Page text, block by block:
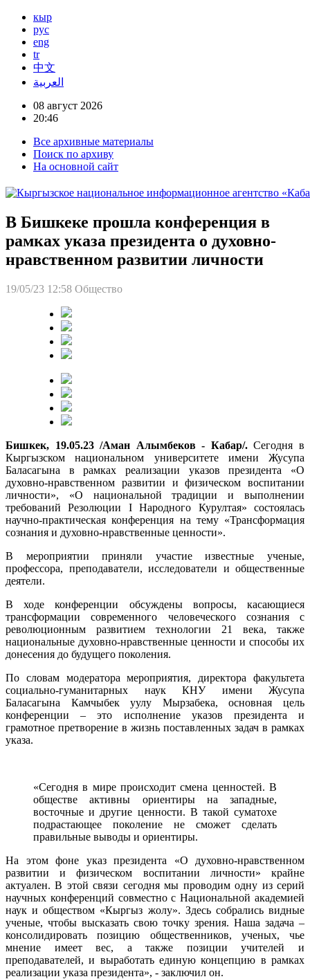
кыр
рус
eng
tr
中文
العربية
08 август 2026
20:46
Все архивные материалы
Поиск по архиву
На основной сайт
В Бишкеке прошла конференция в
рамках указа президента о духовно-
нравственном развитии личности
19/05/23 12:58 Общество
Бишкек, 19.05.23 /Аман Алымбеков - Кабар/.Сегодня в
Кыргызском национальном университете имени Жусупа
Баласагына в рамках реализации указов президента «О
духовно-нравственном развитии и физическом воспитании
личности», «О национальной традиции и выполнении
требований Резолюции I Народного Курултая» состоялась
научно-практическая конференция на тему «Трансформация
сознания и духовно-нравственные ценности».
В мероприятии приняли участие известные ученые,
профессора, преподаватели, исследователи и общественные
деятели.
В ходе конференции обсуждены вопросы, касающиеся
трансформации современного человеческого сознания с
революционным развитием технологии 21 века, также
национальные духовно-нравственные ценности и способы их
донесения до будущего поколения.
По словам модератора мероприятия, директора факультета
социально-гуманитарных наук КНУ имени Жусупа
Баласагына Камчыбек уулу Мырзабека, основная цель
конференции – это исполнение указов президента и
грамотное претворение в жизнь поставленных задач в рамках
указа.
«Сегодня в мире происходит смена ценностей. В
обществе активны ориентиры на западные,
восточные и другие ценности. В такой суматохе
подрастающее поколение не сможет сделать
правильные выводы и ориентиры.
На этом фоне указ президента «О духовно-нравственном
развитии и физическом воспитании личности» крайне
актуален. В этой связи сегодня мы проводим одну из серий
научных конференций совместно с Национальной академией
наук и обществом «Кыргыз жолу». Здесь собрались видные
ученые, чтобы высказать свою точку зрения. Наша задача –
консолидировать позицию общественников, ученых, чье
мнение имеет вес, а также позиции учителей и
преподавателей, и выработать единую концепцию в рамках
реализации указа президента», - заключил он.